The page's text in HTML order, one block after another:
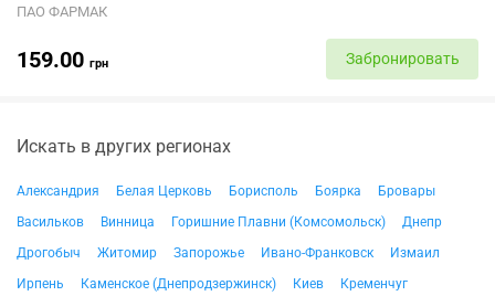
ПАО ФАРМАК
159.00 грн Забронировать
Искать в других регионах
Александрия Белая Церковь Борисполь Боярка
Бровары
Васильков
Винница Горишние Плавни (Комсомольск)
Днепр
Дрогобыч
Житомир Запорожье Ивано-Франковск
Измаил
Ирпень
Каменское (Днепродзержинск) Киев
Кременчуг